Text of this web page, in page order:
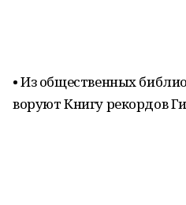
• Из общественных
воруют Книгу рекордов